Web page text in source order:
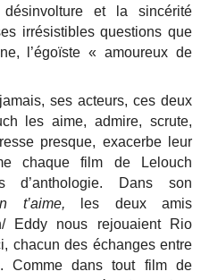
et la sincérité
irrésistibles questions que
l’égoïste « amoureux de
ses acteurs, ces deux
les aime, admire, scrute,
presque, exacerbe leur
chaque film de Lelouch
d’anthologie. Dans son
t’aime, les deux amis
Eddy nous rejouaient Rio
chacun des échanges entre
Comme dans tout film de